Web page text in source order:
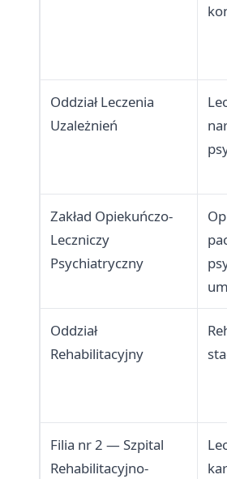
Oddział Leczenia
Uzależnień
Zakład Opiekuńczo-
Leczniczy
Psychiatryczny
Oddział
Rehabilitacyjny
Filia nr 2 — Szpital
Rehabilitacyjno-